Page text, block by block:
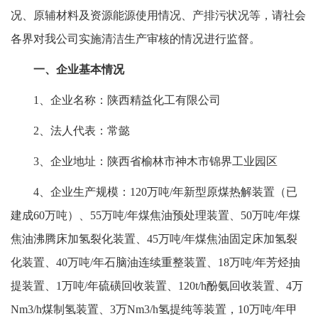
况、原辅材料及资源能源使用情况、产排污状况等，请社会
各界对我公司实施清洁生产审核的情况进行监督。
一、企业基本情况
1、企业名称：陕西精益化工有限公司
2、法人代表：常懿
3、企业地址：陕西省榆林市神木市锦界工业园区
4、企业生产规模：120万吨/年新型原煤热解装置（已
建成60万吨）、55万吨/年煤焦油预处理装置、50万吨/年煤
焦油沸腾床加氢裂化装置、45万吨/年煤焦油固定床加氢裂
化装置、40万吨/年石脑油连续重整装置、18万吨/年芳烃抽
提装置、1万吨/年硫磺回收装置、120t/h酚氨回收装置、4万
Nm3/h煤制氢装置、3万Nm3/h氢提纯等装置，10万吨/年甲